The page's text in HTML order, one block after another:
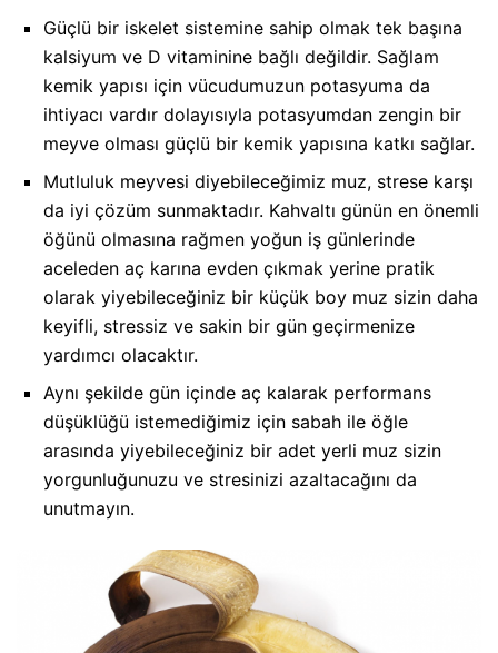
Güçlü bir iskelet sistemine sahip olmak tek başına
kalsiyum ve D vitaminine bağlı değildir. Sağlam
kemik yapısı için vücudumuzun potasyuma da
ihtiyacı vardır dolayısıyla potasyumdan zengin bir
meyve olması güçlü bir kemik yapısına katkı sağlar.
Mutluluk meyvesi diyebileceğimiz muz, strese karşı
da iyi çözüm sunmaktadır. Kahvaltı günün en önemli
öğünü olmasına rağmen yoğun iş günlerinde
aceleden aç karına evden çıkmak yerine pratik
olarak yiyebileceğiniz bir küçük boy muz sizin daha
keyifli, stressiz ve sakin bir gün geçirmenize
yardımcı olacaktır.
Aynı şekilde gün içinde aç kalarak performans
düşüklüğü istemediğimiz için sabah ile öğle
arasında yiyebileceğiniz bir adet yerli muz sizin
yorgunluğunuzu ve stresinizi azaltacağını da
unutmayın.